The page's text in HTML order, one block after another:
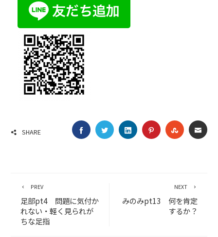
SHARE FACEBOOKTWITTERLINKEDINPINTEREST
PREV
足部pt4 問題に気付か
れない・軽く見られが
ちな足指
NEXT
みのみpt13 何を肯定
するか？